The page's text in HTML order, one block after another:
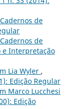
Cadernos de
Cadernos de
e Interpretação
Lia Wyler ,
Edição Regular
Marco Lucchesi
Edição